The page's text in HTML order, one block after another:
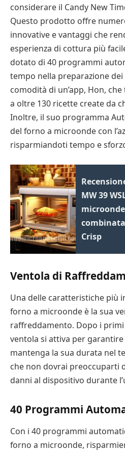
considerare il Candy New
Questo prodotto offre
innovative e vantaggi che
esperienza di cottura più
dotato di 40 programmi
tempo nella preparazione
comodità di un’app, Hon,
a oltre 130 ricette create da
Inoltre, il suo programma
del forno a microonde con
risparmiandoti tempo e
MW 39
Crisp
Ventola di
Una delle caratteristiche più
forno a microonde è la sua
raffreddamento. Dopo i
ventola si attiva per
mantenga la sua durata nel
che non dovrai preoccuparti
danni al dispositivo durante
40 Programmi
Con i 40 programmi
forno a microonde,